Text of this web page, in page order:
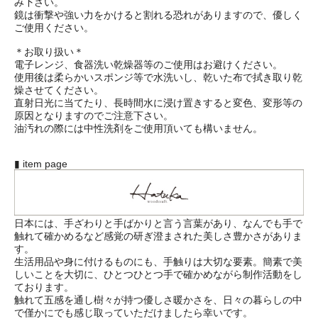
鏡は衝撃や強い力をかけると割れる恐れがありますので、優しく
ご使用ください。
＊お取り扱い＊
電子レンジ、食器洗い乾燥器等のご使用はお避けください。
使用後は柔らかいスポンジ等で水洗いし、乾いた布で拭き取り乾
燥させてください。
直射日光に当てたり、長時間水に浸け置きすると変色、変形等の
原因となりますのでご注意下さい。
油汚れの際には中性洗剤をご使用頂いても構いません。
▮ item page
日本には、手ざわりと手ばかりと言う言葉があり、なんでも手で
触れて確かめるなど感覚の研ぎ澄まされた美しさ豊かさがありま
す。
生活用品や身に付けるものにも、手触りは大切な要素。簡素で美
しいことを大切に、ひとつひとつ手で確かめながら制作活動をし
ております。
触れて五感を通し樹々が持つ優しさ暖かさを、日々の暮らしの中
で僅かにでも感じ取っていただけましたら幸いです。